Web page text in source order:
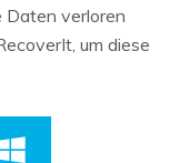
Daten verloren
um diese